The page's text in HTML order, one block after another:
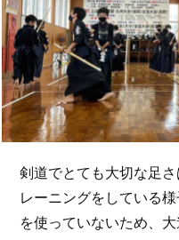
剣道でとても大切な足
レーニングをしている
を使っていないため、